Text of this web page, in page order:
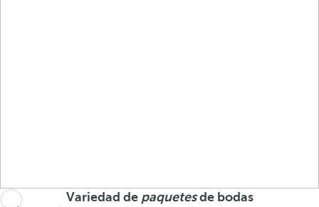
Variedad de paquetesde bodas